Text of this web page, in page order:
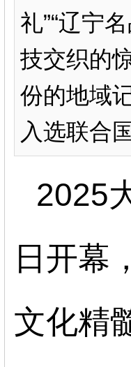
礼”“辽宁
技交织的
份的地域
入选联合
2025
日开幕
文化精